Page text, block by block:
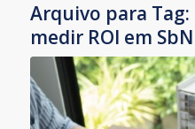
Arquivo para Tag:
medir ROI em SbN